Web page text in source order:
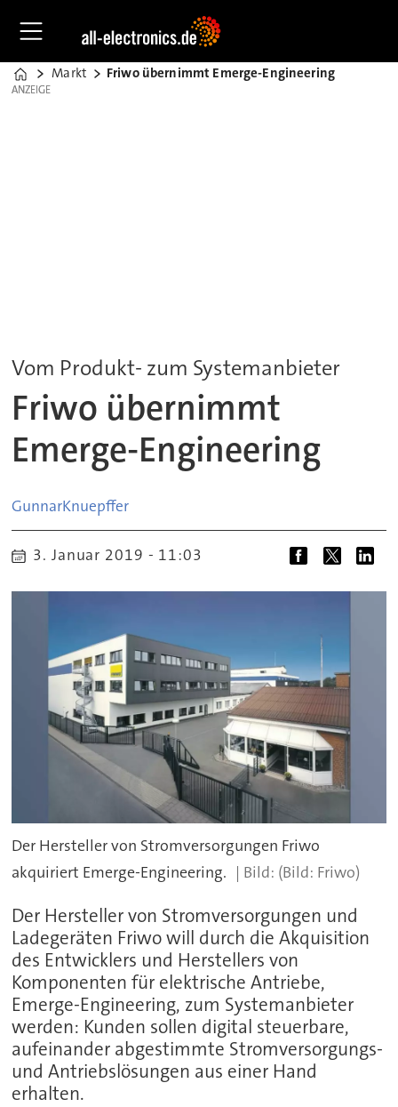
Home
Markt Friwo übernimmt Emerge-Engineering
ANZEIGE
ANZEIGE
Vom Produkt- zum Systemanbieter
Friwo übernimmt
Emerge-Engineering
GunnarKnuepffer
3. Januar 2019 - 11:03
Der Hersteller von Stromversorgungen Friwo
akquiriert Emerge-Engineering.
(Bild: Friwo)
Der Hersteller von Stromversorgungen und
Ladegeräten Friwo will durch die Akquisition
des Entwicklers und Herstellers von
Komponenten für elektrische Antriebe,
Emerge-Engineering, zum Systemanbieter
werden: Kunden sollen digital steuerbare,
aufeinander abgestimmte Stromversorgungs-
und Antriebslösungen aus einer Hand
erhalten.